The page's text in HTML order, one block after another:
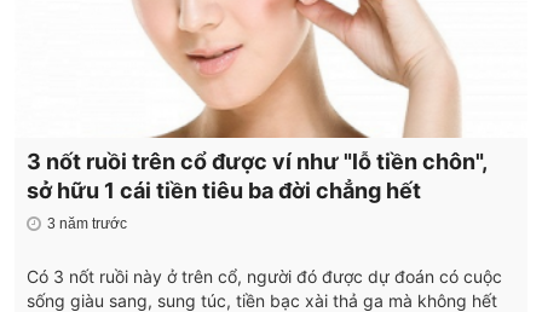
3 nốt ruồi trên cổ được ví như "lỗ tiền chôn",
sở hữu 1 cái tiền tiêu ba đời chẳng hết
3 năm trước
Có 3 nốt ruồi này ở trên cổ, người đó được dự đoán có cuộc
sống giàu sang, sung túc, tiền bạc xài thả ga mà không hết